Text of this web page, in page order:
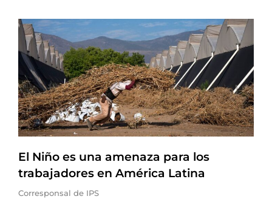
El Niño es una amenaza para los
trabajadores en América Latina
Corresponsal de IPS